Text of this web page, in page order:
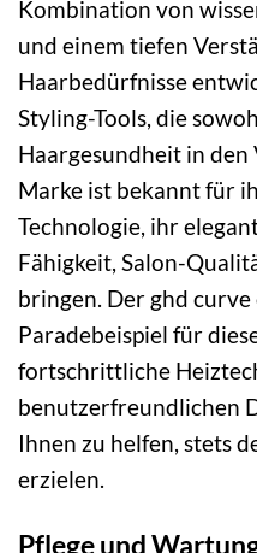
Kombination von
und einem tiefen
Haarbedürfnisse
Styling-Tools, die
Haargesundheit in
Marke ist bekannt für
Technologie, ihr
Fähigkeit, Salon-
bringen. Der ghd curve
Paradebeispiel für
fortschrittliche
benutzerfreundlichen
Ihnen zu helfen, stets
erzielen.
Pflege und